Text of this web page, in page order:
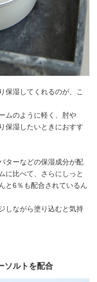
保湿してくれるのが、こ
ムのように軽く、肘や
保湿したいときにおすす
ターなどの保湿成分が配
に比べて、さらにしっと
と6％も配合されているん
しながら塗り込むと気持
ソルトを配合